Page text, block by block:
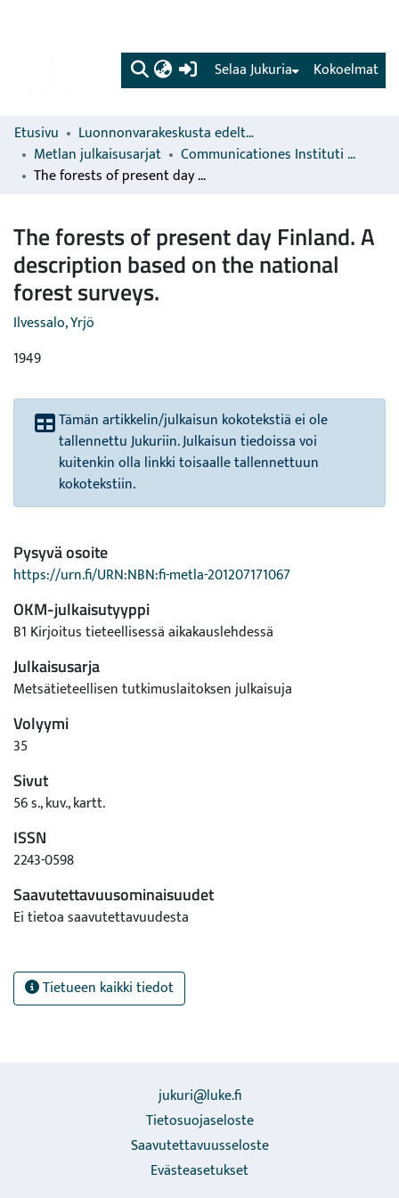
(current) Kokoelmat
Selaa Jukuria
Etusivu
Luonnonvarakeskusta edeltävien organisaatioiden sarjat
Metlan julkaisusarjat
Communicationes Instituti Forestalis Fenniae
The forests of present day Finland. A description based on the national forest surveys.
The forests of present day Finland. A
description based on the national
forest surveys.
Ilvessalo, Yrjö
1949
Tämän artikkelin/julkaisun kokotekstiä ei ole
tallennettu Jukuriin. Julkaisun tiedoissa voi
kuitenkin olla linkki toisaalle tallennettuun
kokotekstiin.
Pysyvä osoite
https://urn.fi/URN:NBN:fi-metla-201207171067
OKM-julkaisutyyppi
B1 Kirjoitus tieteellisessä aikakauslehdessä
Julkaisusarja
Metsätieteellisen tutkimuslaitoksen julkaisuja
Volyymi
35
Sivut
56 s., kuv., kartt.
ISSN
2243-0598
Saavutettavuusominaisuudet
Ei tietoa saavutettavuudesta
Tietueen kaikki tiedot
jukuri@luke.fi
Tietosuojaseloste
Saavutettavuusseloste
Evästeasetukset